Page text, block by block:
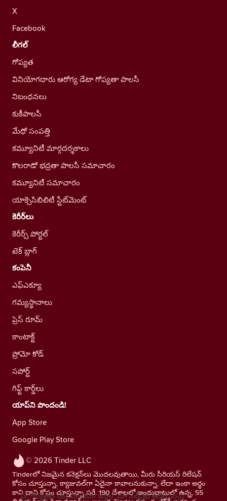
© 2026 Tinder LLC
Tinderలో నిజమైన కనెక్షన్‌లు మొదలవుతాయి, మీరు సీరియస్ రిలేషన్
కోసం చూస్తున్నా, క్యాజువల్‌గా ఏదైనా కావాలనుకున్నా, లేదా ఇంకా అర్థం
కాని దాని కోసం చూస్తున్నా సరే. 190 దేశాలలో అందుబాటులో ఉన్న, 55
X
Facebook
లీగల్
గోప్యత
వినియోగదారు ఆరోగ్య డేటా గోప్యతా పాలసీ
నిబంధనలు
కుకీపాలసీ
మేధో సంపత్తి
కమ్యూనిటీ మార్గదర్శకాలు
కొలరాడో భద్రతా పాలసీ సమాచారం
కమ్యూనిటీ సమాచారం
యాక్సెసిబిలిటీ స్టేట్‌మెంట్
కెరీర్‌లు
కెరీర్స్ పోర్టల్
టెక్ బ్లాగ్
కంపెనీ
ఎఫ్ఎక్యూ
గమ్యస్థానాలు
ప్రెస్ రూమ్
కాంటాక్ట్
ప్రోమో కోడ్
సపోర్ట్
గిఫ్ట్ కార్డ్‌లు
యాప్‌ని పొందండి!
App Store
Google Play Store
మీ గోప్యతకు మేం విలువను ఇస్తాం. మా వెబ్‌సైట్ ఆడియెన్స్‌ని